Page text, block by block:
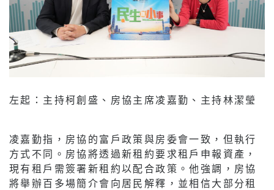
左起：主持柯創盛、房協主席凌嘉勤、主持林潔瑩
凌嘉勤指，房協的富戶政策與房委會一致，但執行
方式不同。房協將透過新租約要求租戶申報資產，
現有租戶需簽署新租約以配合政策。他強調，房協
將舉辦百多場簡介會向居民解釋，並相信大部分租